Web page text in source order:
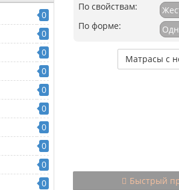
0
0
0
0
0
0
0
0
0
0
По свойствам:
По форме:
Матрасы с
Быстрый